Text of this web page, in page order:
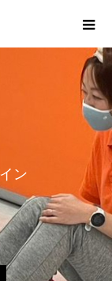
ス ト